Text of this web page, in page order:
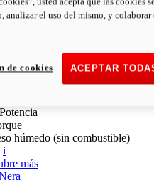
HÚMEDO SIN
Potencia
húmedo (sin combustible)
i
más
analizar el uso del mismo, y colaborar
ACEPTAR
de cookies